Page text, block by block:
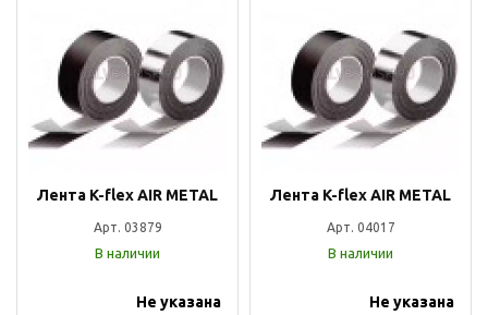
Лента K-flex AIR METAL
Арт. 03879
В наличии
Не указана
Лента K-flex AIR METAL
Арт. 04017
В наличии
Не указана